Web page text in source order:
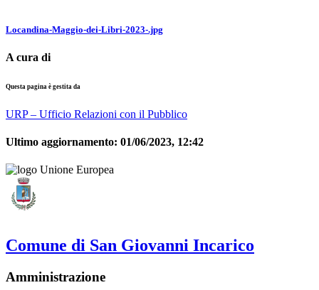
Locandina-Maggio-dei-Libri-2023-.jpg
A cura di
Questa pagina è gestita da
URP – Ufficio Relazioni con il Pubblico
Ultimo aggiornamento: 01/06/2023, 12:42
Comune di San Giovanni Incarico
Amministrazione